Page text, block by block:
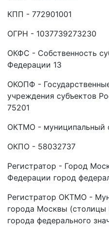
КПП - 772901001
ОГРН - 1037739273230
ОКФС - Собственность
Федерации 13
ОКОПФ -
учреждения субъектов
75201
ОКТМО - муниципальный
ОКПО - 58032737
Регистратор - Город
Федерации город
Регистратор ОКТМО -
города Москвы
города федерального